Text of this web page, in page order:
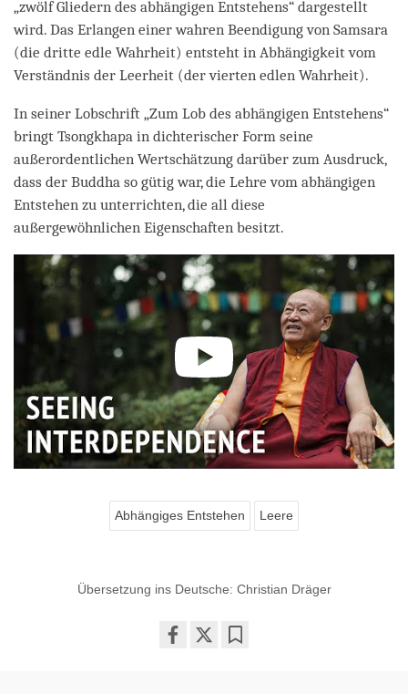
„zwölf Gliedern des abhängigen Entstehens“ dargestellt
wird. Das Erlangen einer wahren Beendigung von Samsara
(die dritte edle Wahrheit) entsteht in Abhängigkeit vom
Verständnis der Leerheit (der vierten edlen Wahrheit).
In seiner Lobschrift „Zum Lob des abhängigen Entstehens“
bringt Tsongkhapa in dichterischer Form seine
außerordentlichen Wertschätzung darüber zum Ausdruck,
dass der Buddha so gütig war, die Lehre vom abhängigen
Entstehen zu unterrichten, die all diese
außergewöhnlichen Eigenschaften besitzt.
Abhängiges Entstehen Leere
Übersetzung ins Deutsche: Christian Dräger